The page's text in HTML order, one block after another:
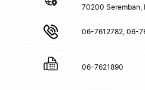
70200 Seremban,
06-7612782, 06-
06-7621890